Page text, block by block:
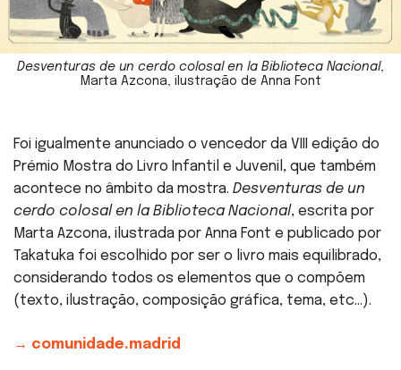
Desventuras de un cerdo colosal en la Biblioteca Nacional,
Marta Azcona, ilustração de Anna Font
Foi igualmente anunciado o vencedor da VIII edição do
Prémio Mostra do Livro Infantil e Juvenil, que também
acontece no âmbito da mostra. Desventuras de un
cerdo colosal en la Biblioteca Nacional, escrita por
Marta Azcona, ilustrada por Anna Font e publicado por
Takatuka foi escolhido por ser o livro mais equilibrado,
considerando todos os elementos que o compõem
(texto, ilustração, composição gráfica, tema, etc…).
→ comunidade.madrid